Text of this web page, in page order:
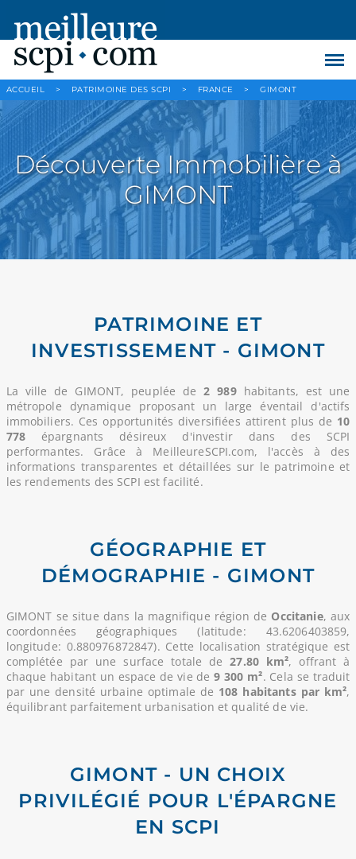
ACCUEIL > PATRIMOINE DES SCPI > FRANCE > GIMONT
Découverte Immobilière à
GIMONT
PATRIMOINE ET
INVESTISSEMENT - GIMONT
La ville de GIMONT, peuplée de2 989habitants, est une
métropole dynamique proposant un large éventail d'actifs
immobiliers. Ces opportunités diversifiées attirent plus de 10
778épargnants désireux d'investir dans des SCPI
performantes. Grâce à MeilleureSCPI.com, l'accès à des
informations transparentes et détaillées sur le patrimoine et
les rendements des SCPI est facilité.
GÉOGRAPHIE ET
DÉMOGRAPHIE - GIMONT
GIMONT se situe dans la magnifique région de Occitanie, aux
coordonnées géographiques (latitude: 43.6206403859,
longitude: 0.880976872847). Cette localisation stratégique est
complétée par une surface totale de27.80 km², offrant à
chaque habitant un espace de vie de9 300 m². Cela se traduit
par une densité urbaine optimale de 108 habitants par km²,
équilibrant parfaitement urbanisation et qualité de vie.
GIMONT - UN CHOIX
PRIVILÉGIÉ POUR L'ÉPARGNE
EN SCPI